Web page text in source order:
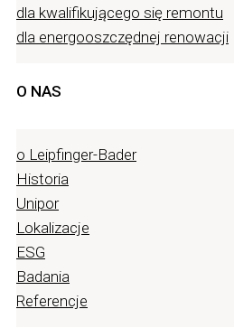
dla kwalifikującego się remontu
dla energooszczędnej renowacji
O NAS
o Leipfinger-Bader
Historia
Unipor
Lokalizacje
ESG
Badania
Referencje